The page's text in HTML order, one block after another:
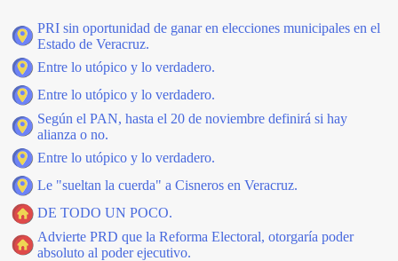
PRI sin oportunidad de ganar en elecciones municipales en el
Estado de Veracruz.
Entre lo utópico y lo verdadero.
Entre lo utópico y lo verdadero.
Según el PAN, hasta el 20 de noviembre definirá si hay
alianza o no.
Entre lo utópico y lo verdadero.
Le "sueltan la cuerda" a Cisneros en Veracruz.
DE TODO UN POCO.
Advierte PRD que la Reforma Electoral, otorgaría poder
absoluto al poder ejecutivo.